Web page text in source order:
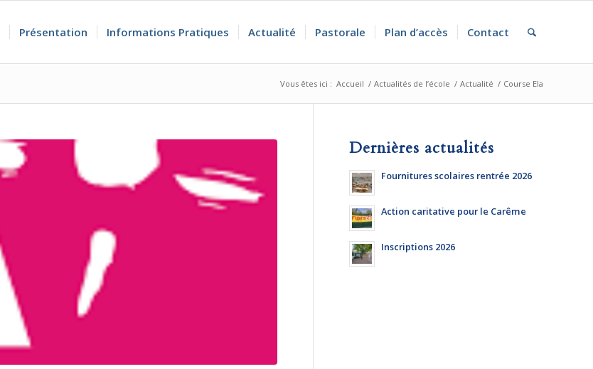
Présentation Informations Pratiques Actualité Pastorale Plan d’accès Contact
Vous êtes ici : Accueil / Actualités de l’école / Actualité / Course Ela
Dernières actualités
Fournitures scolaires rentrée 2026
Action caritative pour le Carême
Inscriptions 2026